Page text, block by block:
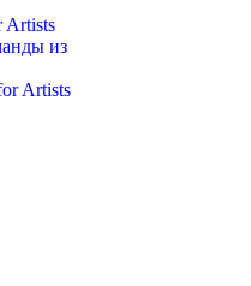
Artists
из
Artists